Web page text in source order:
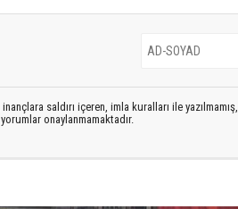
saldırı içeren, imla kuralları ile yazılmamış,
onaylanmamaktadır.